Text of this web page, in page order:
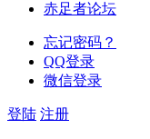
赤足者论坛
忘记密码？
QQ登录
微信登录
登陆 注册